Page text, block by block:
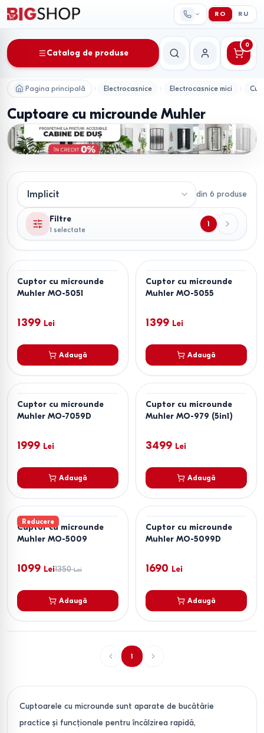
RO RU
Catalog de produse
CăutareContul meu
0
Pagina principală Electrocasnice Electrocasnice mici
Cuptoare cu microunde Muhler
din 6 produse
Filtre
1 selectate
1
Cuptor cu microunde
Muhler MO-5051
1399 Lei
Adaugă
Cuptor cu microunde
Muhler MO-5055
1399 Lei
Adaugă
Cuptor cu microunde
Muhler MO-7059D
1999 Lei
Adaugă
Cuptor cu microunde
Muhler MO-979 (5in1)
3499 Lei
Adaugă
Reducere
Cuptor cu microunde
Muhler MO-5009
1099 Lei1350 Lei
Adaugă
Cuptor cu microunde
Muhler MO-5099D
1690 Lei
Adaugă
1
Cuptoarele cu microunde sunt aparate de bucătărie
practice și funcționale pentru încălzirea rapidă,